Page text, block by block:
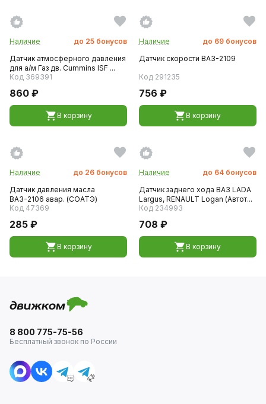
Наличие до 25 бонусов
Датчик атмосферного давления
для а/м Газ дв. Cummins ISF ...
Код 369391
860 ₽
В корзину
Наличие до 69 бонусов
Датчик скорости ВАЗ-2109
Код 291235
756 ₽
В корзину
Наличие до 26 бонусов
Датчик давления масла
ВАЗ-2106 авар. (СОАТЭ)
Код 47369
285 ₽
В корзину
Наличие до 64 бонусов
Датчик заднего хода ВАЗ LADA
Largus, RENAULT Logan (Автот...
Код 234993
708 ₽
В корзину
8 800 775-75-56
Бесплатный звонок по России